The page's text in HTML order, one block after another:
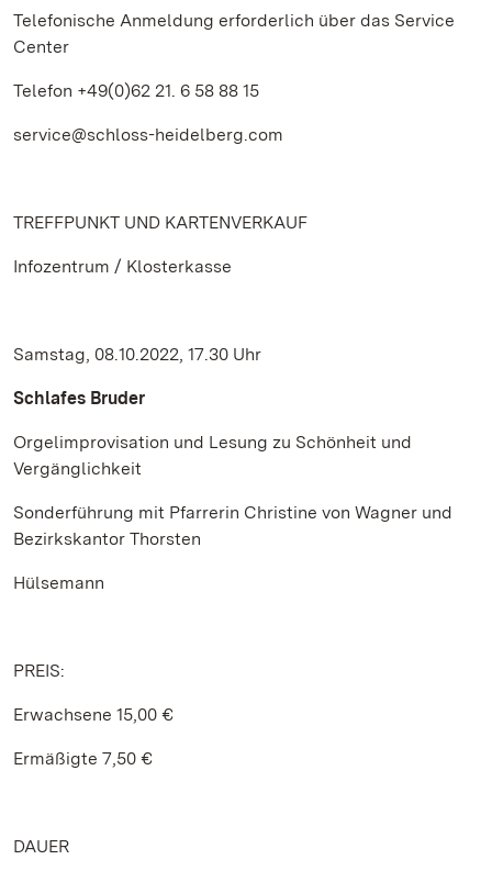
Telefonische Anmeldung erforderlich über das Service
Center
Telefon +49(0)62 21. 6 58 88 15
service@schloss-heidelberg.com
TREFFPUNKT UND KARTENVERKAUF
Infozentrum / Klosterkasse
Samstag, 08.10.2022, 17.30 Uhr
Schlafes Bruder
Orgelimprovisation und Lesung zu Schönheit und
Vergänglichkeit
Sonderführung mit Pfarrerin Christine von Wagner und
Bezirkskantor Thorsten
Hülsemann
PREIS:
Erwachsene 15,00 €
Ermäßigte 7,50 €
DAUER